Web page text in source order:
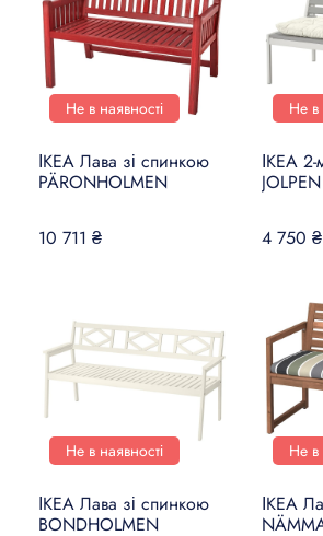
Не в наявності
ІКЕА Лава зі спинкою
PÄRONHOLMEN
10 711 ₴
Не в
ІКЕА
JOLPEN
4 750 ₴
Не в наявності
ІКЕА Лава зі спинкою
BONDHOLMEN
Не в
ІКЕА